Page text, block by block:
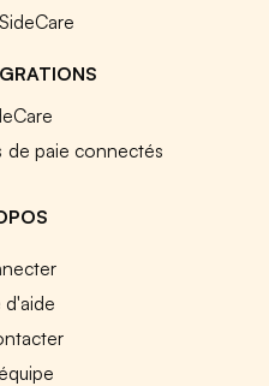
de paie connectés
d'aide